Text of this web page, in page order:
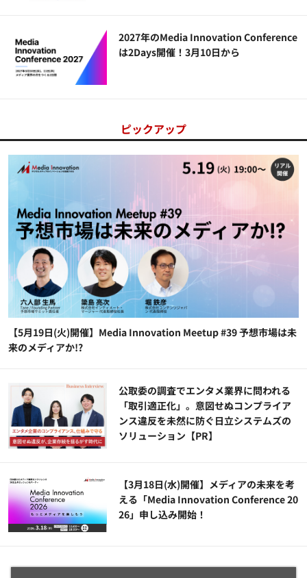
2027年のMedia Innovation Conference
は2Days開催！3月10日から
ピックアップ
【5月19日(火)開催】Media Innovation Meetup #39 予想市場は未
来のメディアか!?
公​​取委の調査でエンタメ業界に問われる
「取引適正化」。意図せぬコンプライア
ンス違反を未然に防ぐ日立システムズの
ソリューション​【PR】
【3月18日(水)開催】メディアの未来を考
える「Media Innovation Conference 20
26」申し込み開始！